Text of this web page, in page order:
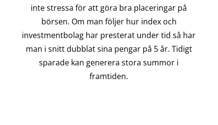
inte stressa för att göra bra placeringar på
börsen. Om man följer hur index och
investmentbolag har presterat under tid så har
man i snitt dubblat sina pengar på 5 år. Tidigt
sparade kan generera stora summor i
framtiden.